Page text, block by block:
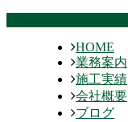
HOME
業務案内
施工実績
会社概要
ブログ